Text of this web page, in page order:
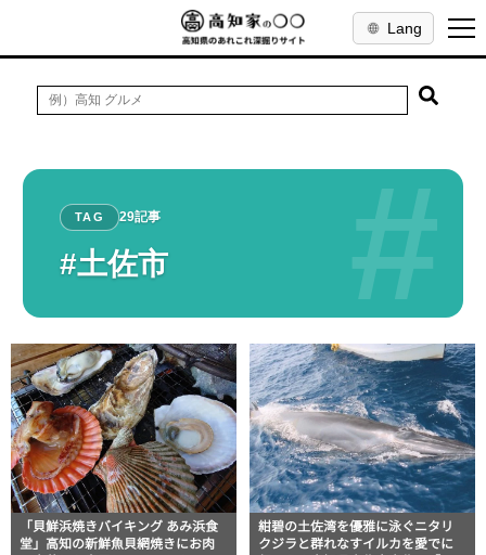
Lang
#
TAG 29記事
#土佐市
「貝鮮浜焼きバイキング あみ浜食
堂」高知の新鮮魚貝網焼きにお肉
紺碧の土佐湾を優雅に泳ぐニタリ
クジラと群れなすイルカを愛でに